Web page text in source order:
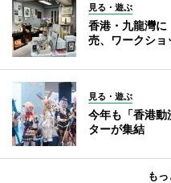
見る・遊ぶ
香港・九龍灣
売、ワークショ
見る・遊ぶ
今年も「香港
ターが集結
も